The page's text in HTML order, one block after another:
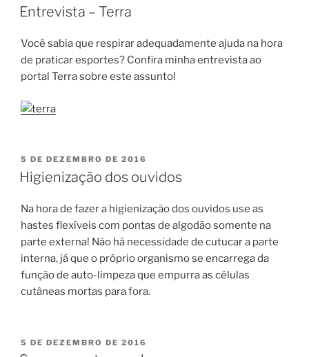
EM
Entrevista – Terra
Você sabia que respirar adequadamente ajuda na hora
de praticar esportes? Confira minha entrevista ao
portal Terra sobre este assunto!
PUBLICADO
EM
5 DE DEZEMBRO DE 2016
Higienização dos ouvidos
Na hora de fazer a higienização dos ouvidos use as
hastes flexíveis com pontas de algodão somente na
parte externa! Não há necessidade de cutucar a parte
interna, já que o próprio organismo se encarrega da
função de auto-limpeza que empurra as células
cutâneas mortas para fora.
PUBLICADO
EM
5 DE DEZEMBRO DE 2016